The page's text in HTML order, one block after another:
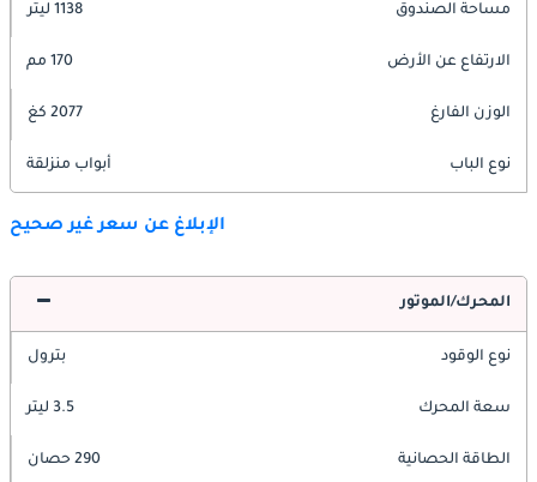
مساحة الصندوق 1138 ليتر
الارتفاع عن الأرض 170 مم
الوزن الفارغ 2077 كغ
نوع الباب أبواب منزلقة
الإبلاغ عن سعر غير صحيح
المحرك/الموتور
نوع الوقود بترول
سعة المحرك 3.5 ليتر
الطاقة الحصانية 290 حصان